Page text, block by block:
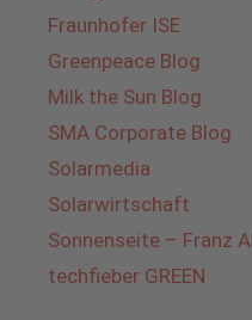
Fraunhofer ISE
Greenpeace Blog
Milk the Sun Blog
SMA Corporate Blog
Solarmedia
Solarwirtschaft
Sonnenseite – Franz
techfieber GREEN